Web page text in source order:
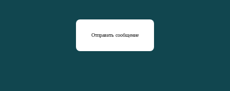
Отправить сообщение